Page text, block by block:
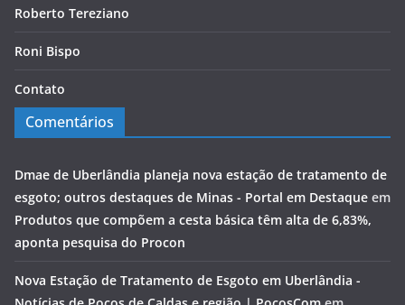
Roberto Tereziano
Roni Bispo
Contato
Comentários
Dmae de Uberlândia planeja nova estação de tratamento de
esgoto; outros destaques de Minas - Portal em Destaque em
Produtos que compõem a cesta básica têm alta de 6,83%,
aponta pesquisa do Procon
Nova Estação de Tratamento de Esgoto em Uberlândia -